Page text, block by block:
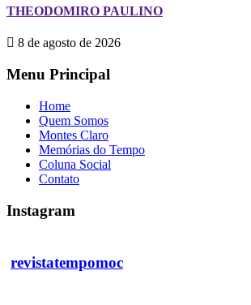
THEODOMIRO PAULINO
8 de agosto de 2026
Menu Principal
Home
Quem Somos
Montes Claro
Memórias do Tempo
Coluna Social
Contato
Instagram
revistatempomoc